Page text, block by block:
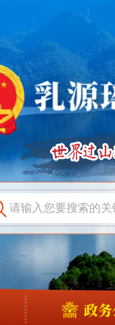
政